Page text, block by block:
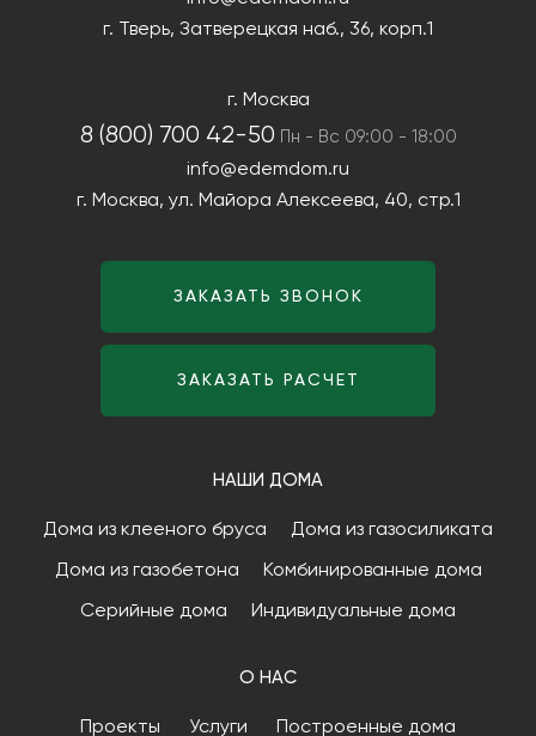
НАШИ ДОМА
Дома из клееного бруса Дома из газосиликата
Дома из газобетона Комбинированные дома
Серийные дома Индивидуальные дома
О НАС
Проекты Услуги Построенные дома
г. Тверь, Затверецкая наб., 36, корп.1
г. Москва
8 (800) 700 42-50 Пн - Вс 09:00 - 18:00
info@edemdom.ru
г. Москва, ул. Майора Алексеева, 40, стр.1
ЗАКАЗАТЬ ЗВОНОК
ЗАКАЗАТЬ РАСЧЕТ